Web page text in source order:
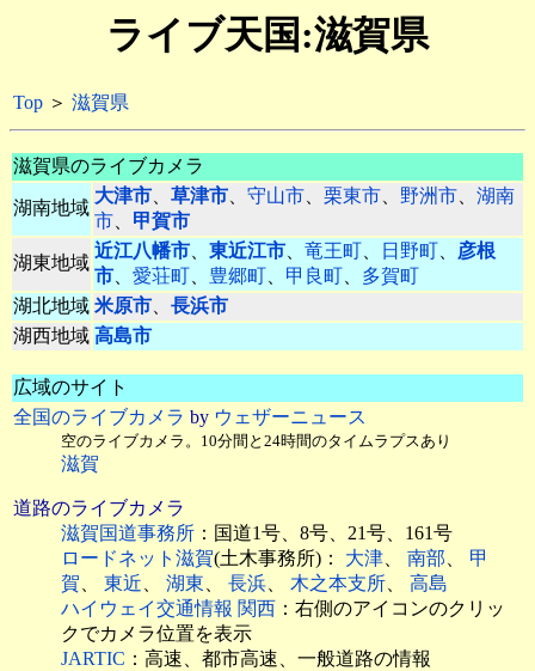
ライブ天国:滋賀県
Top ＞ 滋賀県
滋賀県のライブカメラ
湖南地域
大津市、 草津市、 守山市、 栗東市、 野洲市、 湖南
市、 甲賀市
湖東地域
近江八幡市、 東近江市、 竜王町、 日野町、 彦根
市、 愛荘町、 豊郷町、 甲良町、 多賀町
湖北地域 米原市、 長浜市
湖西地域 高島市
広域のサイト
全国のライブカメラ by ウェザーニュース
空のライブカメラ。10分間と24時間のタイムラプスあり
滋賀
道路のライブカメラ
滋賀国道事務所 ：国道1号、8号、21号、161号
ロードネット滋賀(土木事務所)： 大津、 南部、 甲
賀、 東近、 湖東、 長浜、 木之本支所、 高島
ハイウェイ交通情報 関西 ：右側のアイコンのクリッ
クでカメラ位置を表示
JARTIC ：高速、都市高速、一般道路の情報